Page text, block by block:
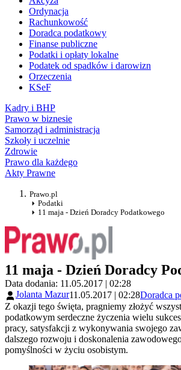
Ordynacja
Rachunkowość
Doradca podatkowy
Finanse publiczne
Podatki i opłaty lokalne
Podatek od spadków i darowizn
Orzeczenia
KSeF
Kadry i BHP
Prawo w biznesie
Samorząd i administracja
Szkoły i uczelnie
Zdrowie
Prawo dla każdego
Akty Prawne
Prawo.pl
Podatki
11 maja - Dzień Doradcy Podatkowego
11 maja - Dzień Doradcy
Data dodania: 11.05.2017 | 02:28
Jolanta Mazur11.05.2017 | 02:28Doradca
Z okazji tego święta, pragniemy złożyć
podatkowym serdeczne życzenia wielu
pracy, satysfakcji z wykonywania swojego
dalszego rozwoju i doskonalenia
pomyślności w życiu osobistym.